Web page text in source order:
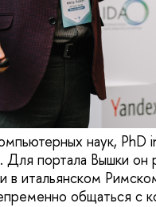
наук, PhD
портала Вышки он
итальянском
общаться с